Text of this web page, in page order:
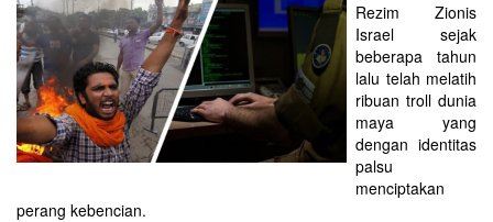
Rezim Zionis
Israel sejak
beberapa tahun
lalu telah melatih
ribuan troll dunia
maya yang
dengan identitas
palsu
menciptakan
perang kebencian.